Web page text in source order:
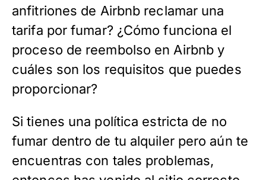
anfitriones de Airbnb reclamar una
tarifa por fumar? ¿Cómo funciona el
proceso de reembolso en Airbnb y
cuáles son los requisitos que puedes
proporcionar?
Si tienes una política estricta de no
fumar dentro de tu alquiler pero aún te
encuentras con tales problemas,